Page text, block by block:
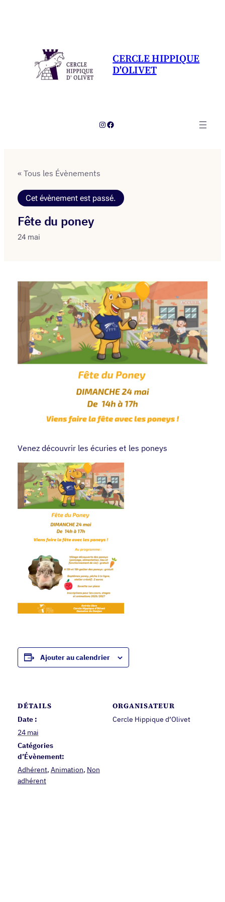
CERCLE HIPPIQUE
D'OLIVET
Instagram
Facebook
« Tous les Évènements
Cet évènement est passé.
Fête du poney
24 mai
Venez découvrir les écuries et les poneys
Ajouter au calendrier
DÉTAILS
Date :
24 mai
Catégories
d’Évènement:
Adhérent, Animation, Non
adhérent
ORGANISATEUR
Cercle Hippique d’Olivet